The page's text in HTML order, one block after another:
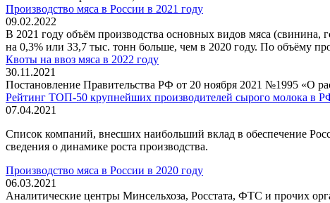
Производство мяса в России в 2021 году
09.02.2022
В 2021 году объём производства основных видов мяса (свинина,
на 0,3% или 33,7 тыс. тонн больше, чем в 2020 году. По объёму
Квоты на ввоз мяса в 2022 году
30.11.2021
Постановление Правительства РФ от 20 ноября 2021 №1995 «О
Рейтинг ТОП-50 крупнейших производителей сырого молока в
07.04.2021
Список компаний, внесших наибольший вклад в обеспечение
сведения о динамике роста производства.
Производство мяса в России в 2020 году
06.03.2021
Аналитические центры Минсельхоза, Росстата, ФТС и прочих